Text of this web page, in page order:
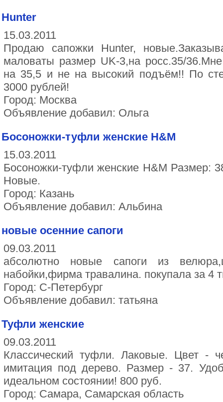
Нunter
15.03.2011
Продаю сапожки Нunter,
маловаты размер UK-3,на росс.35/
на 35,5 и не на высокий подъём!! По
3000 рублей!
Город: Москва
Объявление добавил: Ольга
Босоножки-туфли женские H&M
15.03.2011
Босоножки-туфли женские H&M Размер:
Новые.
Город: Казань
Объявление добавил: Альбина
новые осенние сапоги
09.03.2011
абсолютно новые сапоги из
набойки,фирма травалина. покупала за 4
Город: С-Петербург
Объявление добавил: татьяна
Туфли женские
09.03.2011
Классический туфли. Лаковые. Цвет -
имитация под дерево. Размер - 37.
идеальном состоянии! 800 руб.
Город: Самара, Самарская область